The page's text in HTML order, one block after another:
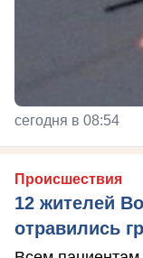
сегодня в 08:54
Происшествия
12 жителей
отравились